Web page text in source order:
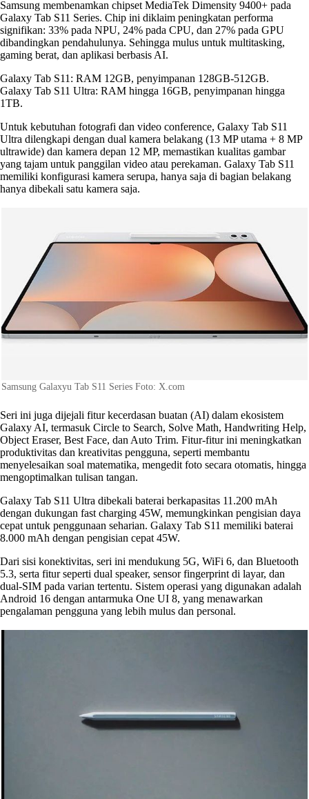
Samsung membenamkan chipset MediaTek Dimensity 9400+ pada
Galaxy Tab S11 Series. Chip ini diklaim peningkatan performa
signifikan: 33% pada NPU, 24% pada CPU, dan 27% pada GPU
dibandingkan pendahulunya. Sehingga mulus untuk multitasking,
gaming berat, dan aplikasi berbasis AI.
Galaxy Tab S11: RAM 12GB, penyimpanan 128GB-512GB.
Galaxy Tab S11 Ultra: RAM hingga 16GB, penyimpanan hingga
1TB.
Untuk kebutuhan fotografi dan video conference, Galaxy Tab S11
Ultra dilengkapi dengan dual kamera belakang (13 MP utama + 8 MP
ultrawide) dan kamera depan 12 MP, memastikan kualitas gambar
yang tajam untuk panggilan video atau perekaman. Galaxy Tab S11
memiliki konfigurasi kamera serupa, hanya saja di bagian belakang
hanya dibekali satu kamera saja.
Samsung Galaxyu Tab S11 Series Foto: X.com
Seri ini juga dijejali fitur kecerdasan buatan (AI) dalam ekosistem
Galaxy AI, termasuk Circle to Search, Solve Math, Handwriting Help,
Object Eraser, Best Face, dan Auto Trim. Fitur-fitur ini meningkatkan
produktivitas dan kreativitas pengguna, seperti membantu
menyelesaikan soal matematika, mengedit foto secara otomatis, hingga
mengoptimalkan tulisan tangan.
Galaxy Tab S11 Ultra dibekali baterai berkapasitas 11.200 mAh
dengan dukungan fast charging 45W, memungkinkan pengisian daya
cepat untuk penggunaan seharian. Galaxy Tab S11 memiliki baterai
8.000 mAh dengan pengisian cepat 45W.
Dari sisi konektivitas, seri ini mendukung 5G, WiFi 6, dan Bluetooth
5.3, serta fitur seperti dual speaker, sensor fingerprint di layar, dan
dual-SIM pada varian tertentu. Sistem operasi yang digunakan adalah
Android 16 dengan antarmuka One UI 8, yang menawarkan
pengalaman pengguna yang lebih mulus dan personal.